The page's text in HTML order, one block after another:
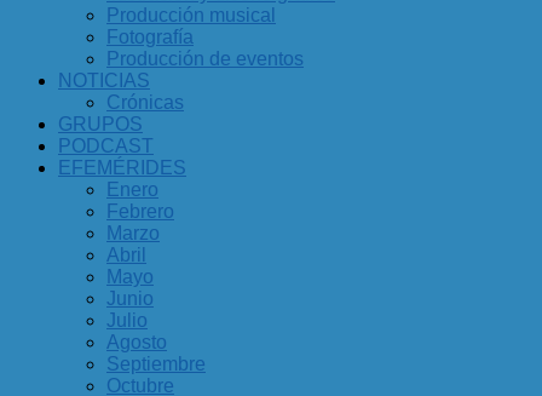
Producción musical
Fotografía
Producción de eventos
NOTICIAS
Crónicas
GRUPOS
PODCAST
EFEMÉRIDES
Enero
Febrero
Marzo
Abril
Mayo
Junio
Julio
Agosto
Septiembre
Octubre